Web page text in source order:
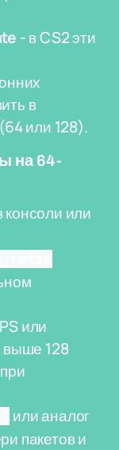
- в CS2 эти
в
или 128).
на 64-
консоли или
или
выше 128
или аналог
пакетов и